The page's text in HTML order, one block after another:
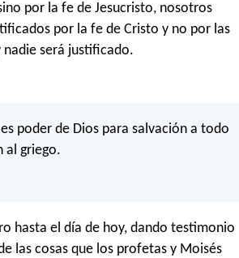
por la fe de Jesucristo, nosotros
por la fe de Cristo y no por las
nadie será justificado.
poder de Dios para salvación a todo
al griego.
hasta el día de hoy, dando testimonio
las cosas que los profetas y Moisés